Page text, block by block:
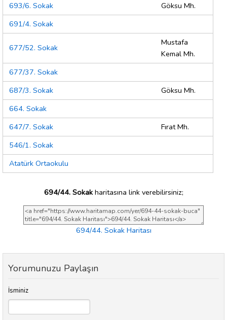
693/6. Sokak
Göksu Mh.
691/4. Sokak
677/52. Sokak
Mustafa
Kemal Mh.
677/37. Sokak
687/3. Sokak
Göksu Mh.
664. Sokak
647/7. Sokak
Fırat Mh.
546/1. Sokak
Atatürk Ortaokulu
694/44. Sokakharitasına link verebilirsiniz;
694/44. Sokak Haritası
Yorumunuzu Paylaşın
İsminiz